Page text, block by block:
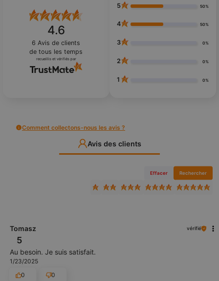
4.6
6 Avis de clients
de tous les temps
recueillis et vérifiés par
5 50%
4 50%
3 0%
2 0%
1 0%
Comment collectons-nous les avis ?
Avis des clients
Effacer Rechercher
Tomasz vérifié
5
Au besoin. Je suis satisfait.
1/23/2025
0
0